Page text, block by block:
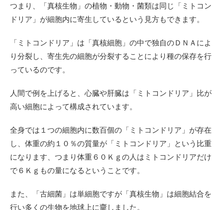
つまり、「真核生物」の植物・動物・菌類は同じ「ミトコン
ドリア」が細胞内に寄生しているという見方もできます。
「ミトコンドリア」は「真核細胞」の中で独自のＤＮＡによ
り分裂し、寄生先の細胞が分裂することにより種の保存を行
っているのです。
人間で例を上げると、心臓や肝臓は「ミトコンドリア」比が
高い細胞によって構成されています。
全身では１つの細胞内に数百個の「ミトコンドリア」が存在
し、体重の約１０％の質量が「ミトコンドリア」という比重
になります、つまり体重６０Ｋｇの人はミトコンドリアだけ
で６Ｋｇもの量になるということです。
また、「古細菌」は単細胞ですが「真核生物」は細胞結合を
行い多くの生物を地球上に齎しました。